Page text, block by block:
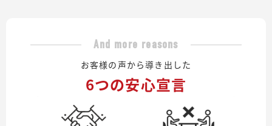
And more reasons
お客様の声から導き出した
6つの安心宣言